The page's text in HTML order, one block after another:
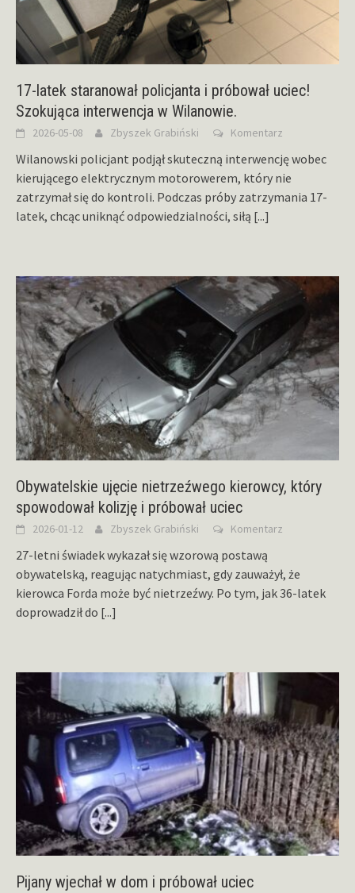
17-latek staranował policjanta i próbował uciec!
Szokująca interwencja w Wilanowie.
2026-05-08 Zbyszek Grabiński Komentarz
Wilanowski policjant podjął skuteczną interwencję wobec
kierującego elektrycznym motorowerem, który nie
zatrzymał się do kontroli. Podczas próby zatrzymania 17-
latek, chcąc uniknąć odpowiedzialności, siłą [...]
Obywatelskie ujęcie nietrzeźwego kierowcy, który
spowodował kolizję i próbował uciec
2026-01-12 Zbyszek Grabiński Komentarz
27-letni świadek wykazał się wzorową postawą
obywatelską, reagując natychmiast, gdy zauważył, że
kierowca Forda może być nietrzeźwy. Po tym, jak 36-latek
doprowadził do [...]
Pijany wjechał w dom i próbował uciec